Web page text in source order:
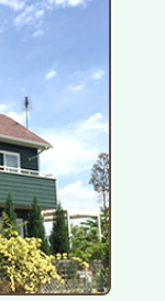
ク期間中の
ずつ新しい空